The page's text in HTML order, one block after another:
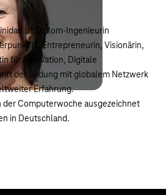
ist Diplom-Ingenieurin
IT, Entrepreneurin, Visionärin,
für Innovation, Digitale
der Bildung mit globalem Netzwerk
Erfahrung.
der Computerwoche ausgezeichnet
in Deutschland.